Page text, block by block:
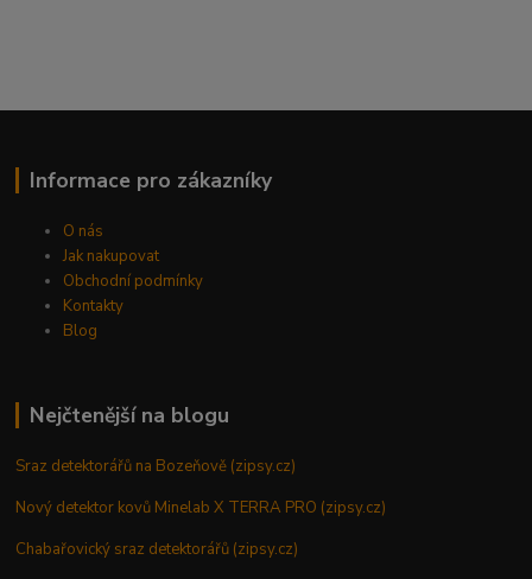
Informace pro zákazníky
O nás
Jak nakupovat
Obchodní podmínky
Kontakty
Blog
Nejčtenější na blogu
Sraz detektorářů na Bozeňově (zipsy.cz)
Nový detektor kovů Minelab X TERRA PRO (zipsy.cz)
Chabařovický sraz detektorářů (zipsy.cz)